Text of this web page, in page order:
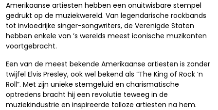
Amerikaanse artiesten hebben een onuitwisbare stempel
gedrukt op de muziekwereld. Van legendarische rockbands
tot invloedrijke singer-songwriters, de Verenigde Staten
hebben enkele van ’s werelds meest iconische muzikanten
voortgebracht.
Een van de meest bekende Amerikaanse artiesten is zonder
twijfel Elvis Presley, ook wel bekend als “The King of Rock ’n
Roll”. Met zijn unieke stemgeluid en charismatische
optredens bracht hij een revolutie teweeg in de
muziekindustrie en inspireerde talloze artiesten na hem.